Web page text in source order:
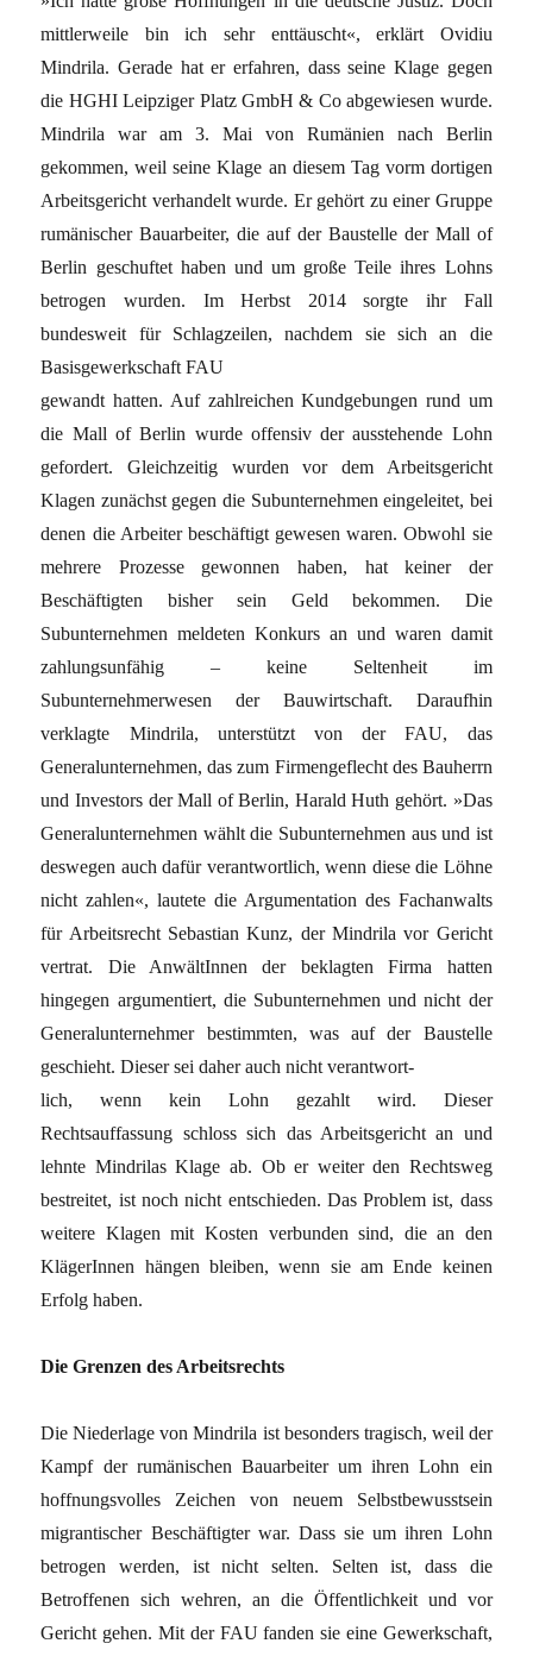
mittlerweile bin ich sehr enttäuscht«, erklärt Ovidiu
Mindrila. Gerade hat er erfahren, dass seine Klage gegen
die HGHI Leipziger Platz GmbH & Co abgewiesen wurde.
Mindrila war am 3. Mai von Rumänien nach Berlin
gekommen, weil seine Klage an diesem Tag vorm dortigen
Arbeitsgericht verhandelt wurde. Er gehört zu einer Gruppe
rumänischer Bauarbeiter, die auf der Baustelle der Mall of
Berlin geschuftet haben und um große Teile ihres Lohns
betrogen wurden. Im Herbst 2014 sorgte ihr Fall
bundesweit für Schlagzeilen, nachdem sie sich an die
Basisgewerkschaft FAU
gewandt hatten. Auf zahlreichen Kundgebungen rund um
die Mall of Berlin wurde offensiv der ausstehende Lohn
gefordert. Gleichzeitig wurden vor dem Arbeitsgericht
Klagen zunächst gegen die Subunternehmen eingeleitet, bei
denen die Arbeiter beschäftigt gewesen waren. Obwohl sie
mehrere Prozesse gewonnen haben, hat keiner der
Beschäftigten bisher sein Geld bekommen. Die
Subunternehmen meldeten Konkurs an und waren damit
zahlungsunfähig – keine Seltenheit im
Subunternehmerwesen der Bauwirtschaft. Daraufhin
verklagte Mindrila, unterstützt von der FAU, das
Generalunternehmen, das zum Firmengeflecht des Bauherrn
und Investors der Mall of Berlin, Harald Huth gehört. »Das
Generalunternehmen wählt die Subunternehmen aus und ist
deswegen auch dafür verantwortlich, wenn diese die Löhne
nicht zahlen«, lautete die Argumentation des Fachanwalts
für Arbeitsrecht Sebastian Kunz, der Mindrila vor Gericht
vertrat. Die AnwältInnen der beklagten Firma hatten
hingegen argumentiert, die Subunternehmen und nicht der
Generalunternehmer bestimmten, was auf der Baustelle
geschieht. Dieser sei daher auch nicht verantwort-
lich, wenn kein Lohn gezahlt wird. Dieser
Rechtsauffassung schloss sich das Arbeitsgericht an und
lehnte Mindrilas Klage ab. Ob er weiter den Rechtsweg
bestreitet, ist noch nicht entschieden. Das Problem ist, dass
weitere Klagen mit Kosten verbunden sind, die an den
KlägerInnen hängen bleiben, wenn sie am Ende keinen
Erfolg haben.
Die Grenzen des Arbeitsrechts
Die Niederlage von Mindrila ist besonders tragisch, weil der
Kampf der rumänischen Bauarbeiter um ihren Lohn ein
hoffnungsvolles Zeichen von neuem Selbstbewusstsein
migrantischer Beschäftigter war. Dass sie um ihren Lohn
betrogen werden, ist nicht selten. Selten ist, dass die
Betroffenen sich wehren, an die Öffentlichkeit und vor
Gericht gehen. Mit der FAU fanden sie eine Gewerkschaft,